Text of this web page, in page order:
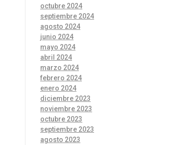
octubre 2024
septiembre 2024
agosto 2024
junio 2024
mayo 2024
abril 2024
marzo 2024
febrero 2024
enero 2024
diciembre 2023
noviembre 2023
octubre 2023
septiembre 2023
agosto 2023